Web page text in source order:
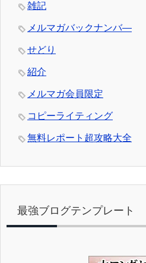
雑記
メルマガバックナンバ―
せどり
紹介
メルマガ会員限定
コピーライティング
無料レポート超攻略大全
最強ブログテンプレート